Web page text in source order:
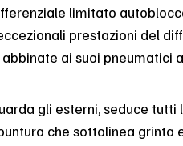
limitato
prestazioni del
ai suoi pneumatici
gli esterni, seduce tutti
che sottolinea